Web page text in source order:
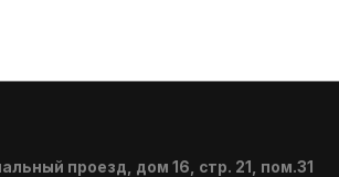
проезд, дом 16, стр. 21, пом.31